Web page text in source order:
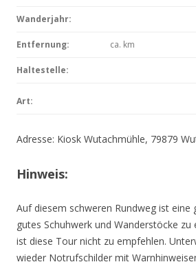
Wanderjahr:
Entfernung: ca. km
Haltestelle:
Art:
Adresse: Kiosk Wutachmühle, 79879
Hinweis:
Auf diesem schweren Rundweg ist eine
gutes Schuhwerk und Wanderstöcke zu
ist diese Tour nicht zu empfehlen.
wieder Notrufschilder mit